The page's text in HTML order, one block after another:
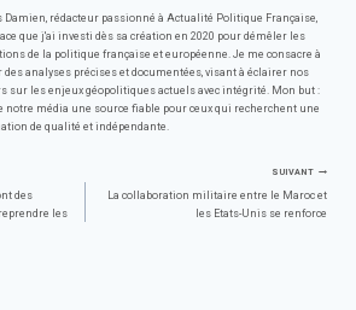
Damien, rédacteur passionné à Actualité Politique Française,
que j'ai investi dès sa création en 2020 pour démêler les
de la politique française et européenne. Je me consacre à
analyses précises et documentées, visant à éclairer nos
sur les enjeux géopolitiques actuels avec intégrité. Mon but :
notre média une source fiable pour ceux qui recherchent une
de qualité et indépendante.
des
les
SUIVANT
La collaboration militaire entre le Maroc et
les Etats-Unis se renforce